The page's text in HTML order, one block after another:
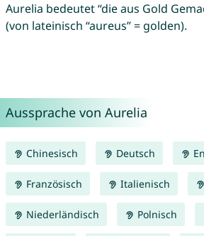
Aurelia bedeutet “die aus Gold
(von lateinisch “aureus” = golden).
Aussprache von Aurelia
Chinesisch Deutsch
Französisch Italienisch
Niederländisch Polnisch